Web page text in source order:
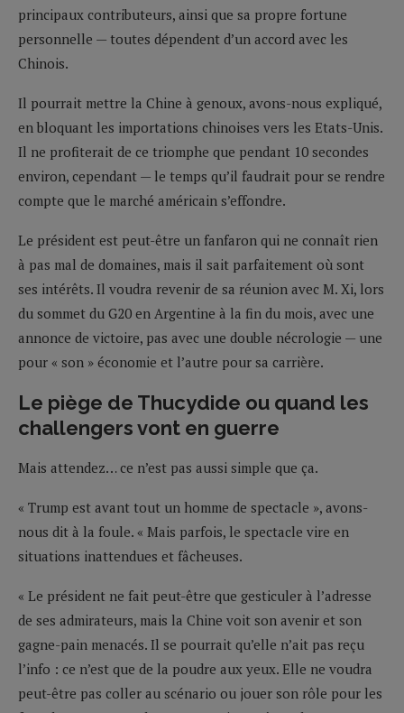
principaux contributeurs, ainsi que sa propre fortune
personnelle — toutes dépendent d’un accord avec les
Chinois.
Il pourrait mettre la Chine à genoux, avons-nous expliqué,
en bloquant les importations chinoises vers les Etats-Unis.
Il ne profiterait de ce triomphe que pendant 10 secondes
environ, cependant — le temps qu’il faudrait pour se rendre
compte que le marché américain s’effondre.
Le président est peut-être un fanfaron qui ne connaît rien
à pas mal de domaines, mais il sait parfaitement où sont
ses intérêts. Il voudra revenir de sa réunion avec M. Xi, lors
du sommet du G20 en Argentine à la fin du mois, avec une
annonce de victoire, pas avec une double nécrologie — une
pour « son » économie et l’autre pour sa carrière.
Le piège de Thucydide ou quand les
challengers vont en guerre
Mais attendez… ce n’est pas aussi simple que ça.
« Trump est avant tout un homme de spectacle », avons-
nous dit à la foule. « Mais parfois, le spectacle vire en
situations inattendues et fâcheuses.
« Le président ne fait peut-être que gesticuler à l’adresse
de ses admirateurs, mais la Chine voit son avenir et son
gagne-pain menacés. Il se pourrait qu’elle n’ait pas reçu
l’info : ce n’est que de la poudre aux yeux. Elle ne voudra
peut-être pas coller au scénario ou jouer son rôle pour les